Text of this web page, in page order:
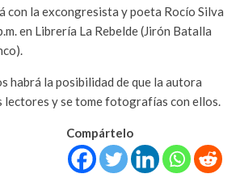
con la excongresista y poeta Rocío Silva
en Librería La Rebelde (Jirón Batalla
habrá la posibilidad de que la autora
lectores y se tome fotografías con ellos.
Compártelo